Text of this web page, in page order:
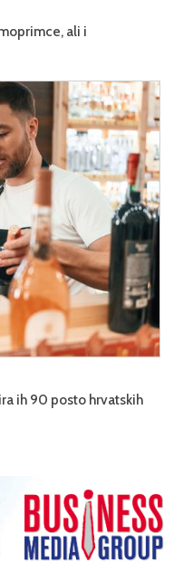
ali i
ih 90 posto hrvatskih